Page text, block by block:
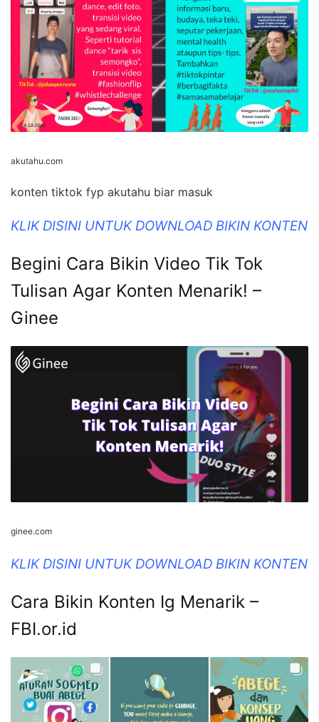
akutahu.com
konten tiktok fyp akutahu biar masuk
KLIK DISINI UNTUK DOWNLOAD BIKIN KONTEN
Begini Cara Bikin Video Tik Tok
Tulisan Agar Konten Menarik! –
Ginee
ginee.com
KLIK DISINI UNTUK DOWNLOAD BIKIN KONTEN
Cara Bikin Konten Ig Menarik –
FBI.or.id